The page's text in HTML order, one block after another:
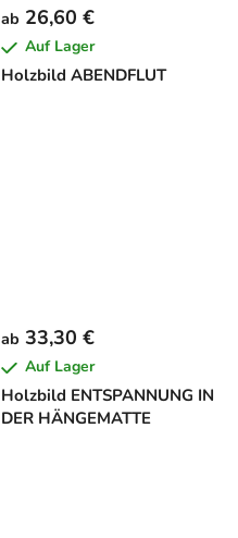
Holzbild ABENDFLUT
ab 26,60 €
Auf Lager
Holzbild ENTSPANNUNG IN
DER HÄNGEMATTE
ab 33,30 €
Auf Lager